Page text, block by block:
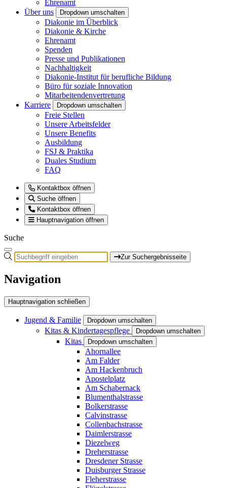
Ehrenamt
Über uns
Dropdown umschalten
Diakonie im Überblick
Diakonie & Kirche
Ehrenamt
Spenden
Presse und Publikationen
Nachhaltigkeit
Diakonie-Institut für berufliche Bildung
Büro für soziale Innovation
Mitarbeitendenvertretung
Karriere
Dropdown umschalten
Freie Stellen
Unsere Arbeitsfelder
Unsere Benefits
Ausbildung
FSJ & Praktika
Duales Studium
FAQ
Kontaktbox öffnen
Suche öffnen
Kontaktbox öffnen
Hauptnavigation öffnen
Suche
Zur Suchergebnisseite
Navigation
Hauptnavigation schließen
Jugend & Familie Dropdown umschalten
Kitas & Kindertagespflege Dropdown umschalten
Kitas Dropdown umschalten
Ahornallee
Am Falder
Am Hackenbruch
Apostelplatz
Am Schabernack
Blumenthalstrasse
Bolkerstrasse
Calvinstrasse
Collenbachstrasse
Daimlerstrasse
Diezelweg
Dreherstrasse
Dresdener Strasse
Duisburger Strasse
Fleherstrasse